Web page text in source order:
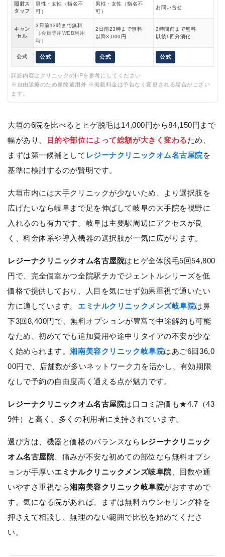
照射ス
タッフ
男性・女性（指名不
可）
男性・女性（指名不
可）
お問い合せ
キャン
セル
3日前13時まで無料
（会員専用WEB利用
時）
2日前23時まで無料
以降3,000円
3時間前まで無料
以後1回分消化
公式 公式 公式 公式
詳細内容はクリニックのHPを参考にしてください
※自由診療のため保険適用外 ※掲載料金は予告なく変更される場合がござい
ます。
大垣の6院を比べるとヒゲ脱毛は14,000円から84,150円まで
幅があり、
目的や部位によって総額が大きく変わるため、
まずは第一候補として レジーナクリニックオム名古屋院を
基準に検討するのが賢明です。
大垣市内には大手クリニックが少ないため、より選択肢を
広げたいなら岐阜まで足を伸ばして岐阜の大手院を視野に
入れるのも有力です。岐阜は主要駅周辺にアクセスが良
く、料金体系や導入機器の選択肢が一気に広がります。
レジーナクリニックオム名古屋院はヒゲ全体脱毛5回54,800
円で、完全個室かつ全院駅チカでジェントルシリーズを低
価格で提供しており、人目を気にせず効果重視で通いたい
方に適しています。 エミナルクリニックメンズ岐阜院は鼻
下3回8,400円で、無料オプションが豊富で中途解約も可能
なため、初めてでも追加費用や途中リタイアの不安が少な
く始められます。湘南美容クリニック岐阜院はあご6回36,0
00円で、店舗数が多いネットワーク力を活かし、有効期限
なしで予約の自由度高く通える点が魅力です。
レジーナクリニックオム名古屋院は口コミ評価も★4.7（43
9件）と高く、多くの利用者に支持されています。
選び方は、機器と価格のバランスなら レジーナクリニック
オム名古屋院、痛みが不安な初めての部位なら無料オプシ
ョンが手厚いエミナルクリニックメンズ岐阜院、回数や通
いやすさ重視なら湘南美容クリニック岐阜院がおすすめで
す。気になる院があれば、まずは無料カウンセリング枠を
押さえて相談し、無理のない範囲で比較を始めてくださ
い。